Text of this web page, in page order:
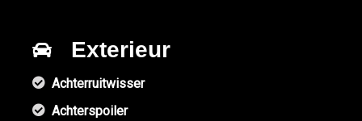
Exterieur
Achterruitwisser
Achterspoiler